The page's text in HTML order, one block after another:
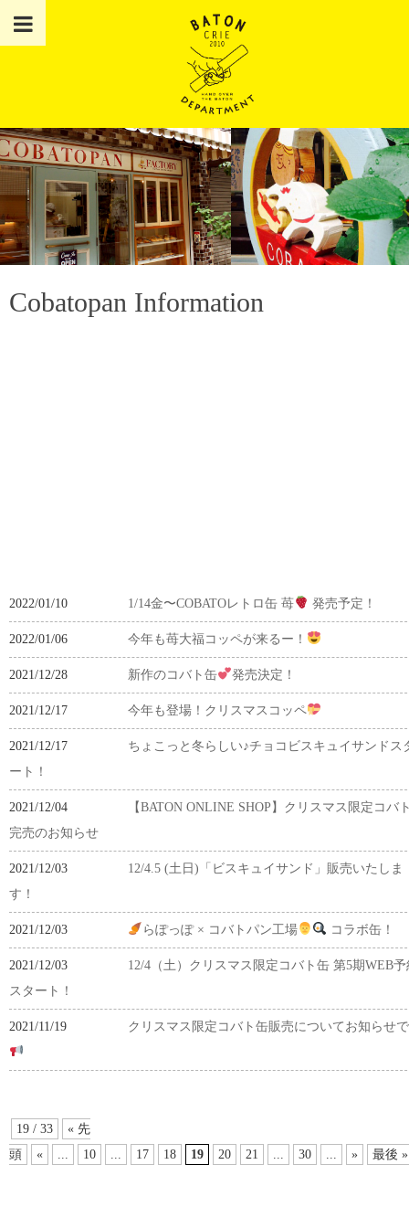
Cobatopan Information
2022/01/10 1/14金〜COBATOレトロ缶 苺 発売予定！
2022/01/06 今年も苺大福コッペが来るー！
2021/12/28 新作のコバト缶 発売決定！
2021/12/17 今年も登場！クリスマスコッペ
2021/12/17
ちょこっと冬らしい♪チョコビスキュイサンドス
ート！
2021/12/04
【BATON ONLINE SHOP】クリスマス限定コバ
完売のお知らせ
2021/12/03
12/4.5 (土日)「ビスキュイサンド」販売いたしま
す！
2021/12/03 らぽっぽ × コバトパン工場 コラボ缶！
2021/12/03
12/4（土）クリスマス限定コバト缶 第5期WEB予
スタート！
2021/11/19 クリスマス限定コバト缶販売についてお知らせ
19 / 33
« 先
頭
« ... 10 ... 17 18 19 20 21 ... 30 ... » 最後 »